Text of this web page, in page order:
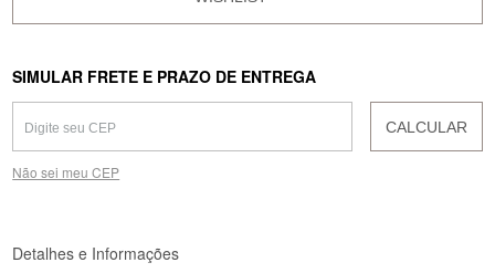
SIMULAR FRETE E PRAZO DE ENTREGA
CALCULAR
Não sei meu CEP
Detalhes e Informações